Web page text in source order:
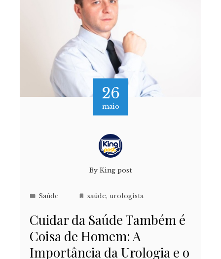
26
maio
By King post
Saúde saúde, urologista
Cuidar da Saúde Também é
Coisa de Homem: A
Importância da Urologia e o